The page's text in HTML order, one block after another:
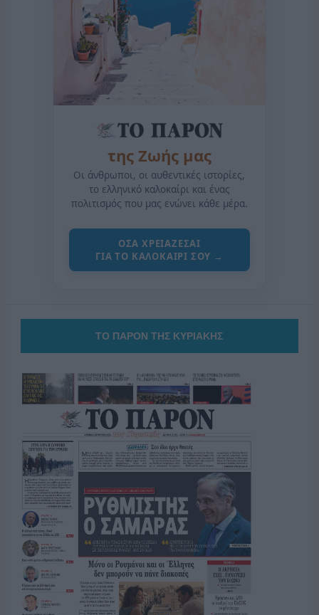
της Ζωής μας
Οι άνθρωποι, οι αυθεντικές ιστορίες,
το ελληνικό καλοκαίρι και ένας
πολιτισμός που μας ενώνει κάθε μέρα.
ΟΣΑ ΧΡΕΙΑΖΕΣΑΙ
ΓΙΑ ΤΟ ΚΑΛΟΚΑΙΡΙ ΣΟΥ →
ΤΟ ΠΑΡΟΝ ΤΗΣ ΚΥΡΙΑΚΗΣ